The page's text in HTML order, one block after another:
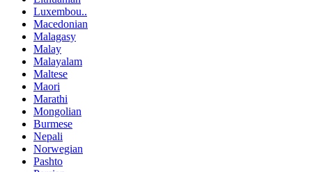
Luxembou..
Macedonian
Malagasy
Malay
Malayalam
Maltese
Maori
Marathi
Mongolian
Burmese
Nepali
Norwegian
Pashto